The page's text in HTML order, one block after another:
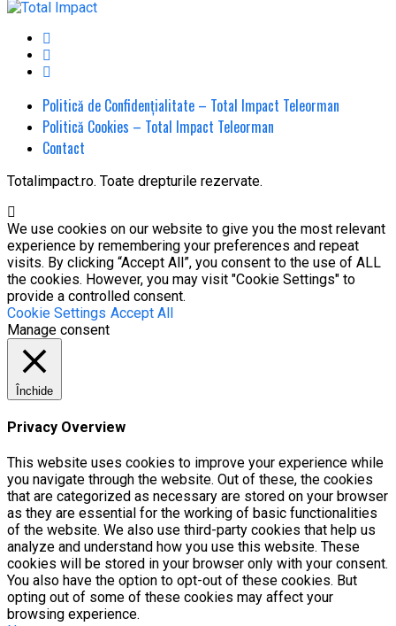
Politică de Confidențialitate – Total Impact Teleorman
Politică Cookies – Total Impact Teleorman
Contact
Totalimpact.ro. Toate drepturile rezervate.
We use cookies on our website to give you the most relevant
experience by remembering your preferences and repeat
visits. By clicking “Accept All”, you consent to the use of ALL
the cookies. However, you may visit "Cookie Settings" to
provide a controlled consent.
Cookie Settings Accept All
Manage consent
Închide
Privacy Overview
This website uses cookies to improve your experience while
you navigate through the website. Out of these, the cookies
that are categorized as necessary are stored on your browser
as they are essential for the working of basic functionalities
of the website. We also use third-party cookies that help us
analyze and understand how you use this website. These
cookies will be stored in your browser only with your consent.
You also have the option to opt-out of these cookies. But
opting out of some of these cookies may affect your
browsing experience.